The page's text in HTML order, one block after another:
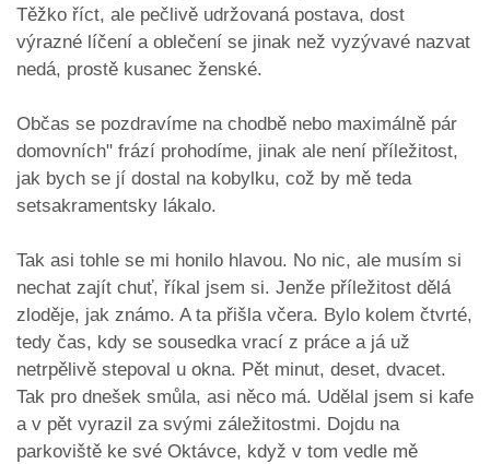
Těžko říct, ale pečlivě udržovaná postava, dost
výrazné líčení a oblečení se jinak než vyzývavé nazvat
nedá, prostě kusanec ženské.
Občas se pozdravíme na chodbě nebo maximálně pár
domovních" frází prohodíme, jinak ale není příležitost,
jak bych se jí dostal na kobylku, což by mě teda
setsakramentsky lákalo.
Tak asi tohle se mi honilo hlavou. No nic, ale musím si
nechat zajít chuť, říkal jsem si. Jenže příležitost dělá
zloděje, jak známo. A ta přišla včera. Bylo kolem čtvrté,
tedy čas, kdy se sousedka vrací z práce a já už
netrpělivě stepoval u okna. Pět minut, deset, dvacet.
Tak pro dnešek smůla, asi něco má. Udělal jsem si kafe
a v pět vyrazil za svými záležitostmi. Dojdu na
parkoviště ke své Oktávce, když v tom vedle mě